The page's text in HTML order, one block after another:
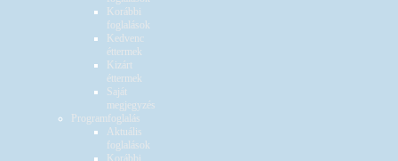
Korábbi
foglalások
Kedvenc
éttermek
Kizárt
éttermek
Saját
megjegyzés
Programfoglalás
Aktuális
foglalások
Korábbi